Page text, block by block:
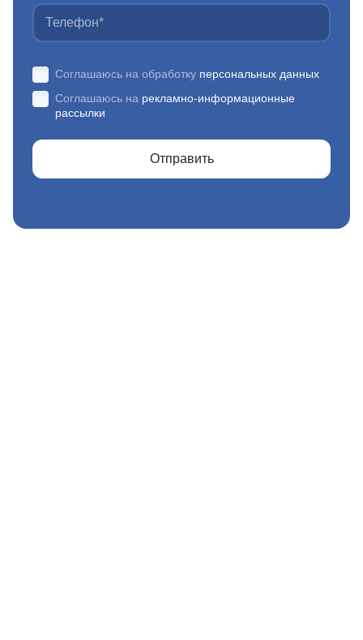
Соглашаюсь на обработку персональных данных
Соглашаюсь на рекламно-информационные
рассылки
Отправить